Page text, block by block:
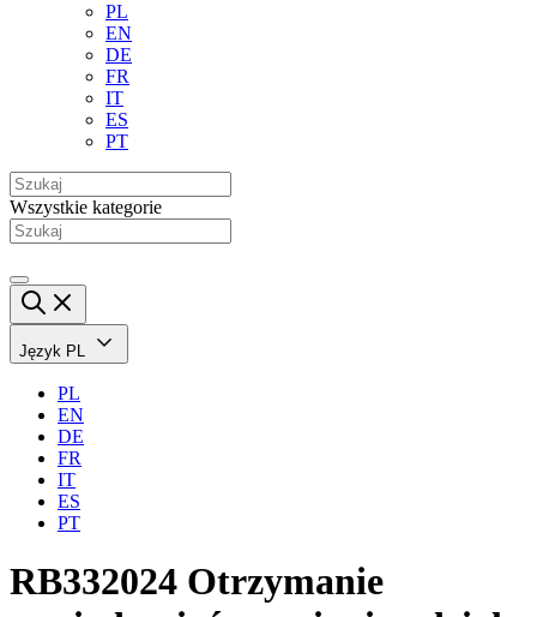
PL
EN
DE
FR
IT
ES
PT
Wszystkie kategorie
Język PL
PL
EN
DE
FR
IT
ES
PT
RB332024 Otrzymanie